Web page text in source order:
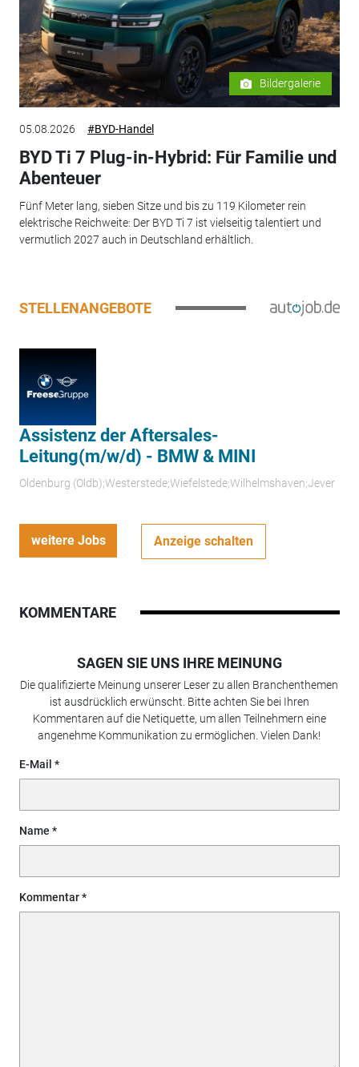
Bildergalerie
05.08.2026 #BYD-Handel
BYD Ti 7 Plug-in-Hybrid: Für Familie und
Abenteuer
Fünf Meter lang, sieben Sitze und bis zu 119 Kilometer rein
elektrische Reichweite: Der BYD Ti 7 ist vielseitig talentiert und
vermutlich 2027 auch in Deutschland erhältlich.
STELLENANGEBOTE
Assistenz der Aftersales-
Leitung(m/w/d) - BMW & MINI
Oldenburg (Oldb);Westerstede;Wiefelstede;Wilhelmshaven;Jever
weitere Jobs Anzeige schalten
KOMMENTARE
SAGEN SIE UNS IHRE MEINUNG
Die qualifizierte Meinung unserer Leser zu allen Branchenthemen
ist ausdrücklich erwünscht. Bitte achten Sie bei Ihren
Kommentaren auf die Netiquette, um allen Teilnehmern eine
angenehme Kommunikation zu ermöglichen. Vielen Dank!
E-Mail
Name
Kommentar